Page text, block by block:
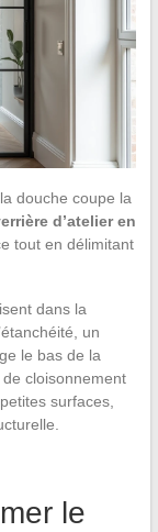
douche coupe la
d’atelier en
tout en délimitant
dans la
un
le bas de la
cloisonnement
surfaces,
le